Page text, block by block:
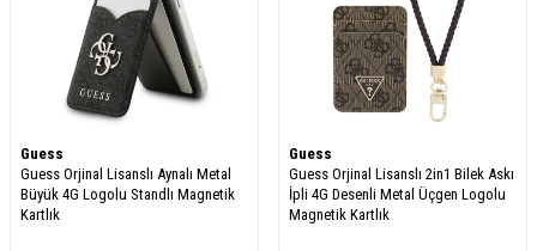
Guess
Guess Orjinal Lisanslı Aynalı Metal
Büyük 4G Logolu Standlı Magnetik
Kartlık
Guess
Guess Orjinal Lisanslı 2in1 Bilek Askı
İpli 4G Desenli Metal Üçgen Logolu
Magnetik Kartlık